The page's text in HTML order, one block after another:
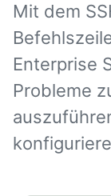
Mit dem
Enterprise
Probleme